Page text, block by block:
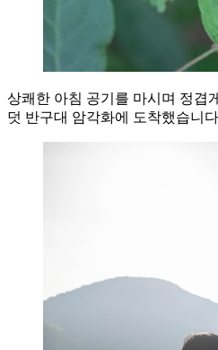
상쾌한 아침 공기를 마시며 정겹
덧 반구대 암각화에 도착했습니